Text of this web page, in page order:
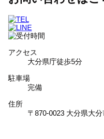
アクセス
大分県庁徒歩5分
駐車場
完備
住所
〒870-0023 大分県大